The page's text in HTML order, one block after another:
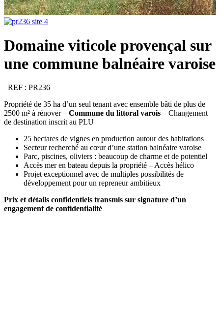
Domaine viticole provençal sur
une commune balnéaire varoise
REF : PR236
Propriété de 35 ha d’un seul tenant avec ensemble bâti de plus de
2500 m² à rénover – Commune du littoral varois – Changement
de destination inscrit au PLU
25 hectares de vignes en production autour des habitations
Secteur recherché au cœur d’une station balnéaire varoise
Parc, piscines, oliviers : beaucoup de charme et de potentiel
Accès mer en bateau depuis la propriété – Accès hélico
Projet exceptionnel avec de multiples possibilités de
développement pour un repreneur ambitieux
Prix et détails confidentiels transmis sur signature d’un
engagement de confidentialité